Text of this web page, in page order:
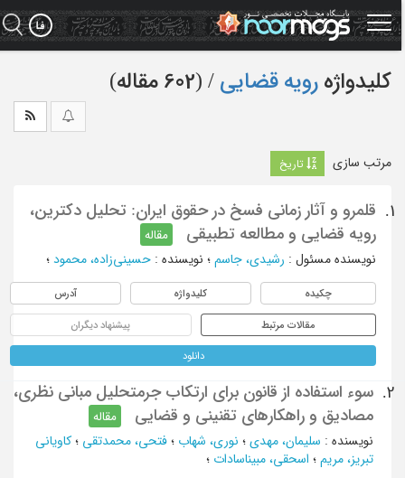
کلیدواژه رویه قضایی ‏/ (602 مقاله)
مرتب سازی تاریخ
1.
قلمرو و آثار زمانی فسخ در حقوق ایران: تحلیل دکترین،
رویه قضایی و مطالعه تطبیقی
مقاله
نویسنده مسئول : رشیدی، جاسم؛ نویسنده: حسینی‌زاده، محمود؛
چکیده کلیدواژه آدرس
مقالات مرتبط پیشنهاد دیگران
دانلود
2.
سوء استفاده از قانون برای ارتکاب جرمتحلیل مبانی نظری،
مصادیق و راهکارهای تقنینی و قضایی
مقاله
نویسنده: سلیمان، مهدی؛ نوری، شهاب؛ فتحی، محمدتقی ؛ کاویانی
تبریز، مریم؛ اسحقی، مبیناسادات؛